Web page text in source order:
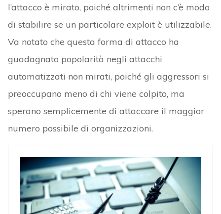
l’attacco è mirato, poiché altrimenti non c’è modo
di stabilire se un particolare exploit è utilizzabile.
Va notato che questa forma di attacco ha
guadagnato popolarità negli attacchi
automatizzati non mirati, poiché gli aggressori si
preoccupano meno di chi viene colpito, ma
sperano semplicemente di attaccare il maggior
numero possibile di organizzazioni.